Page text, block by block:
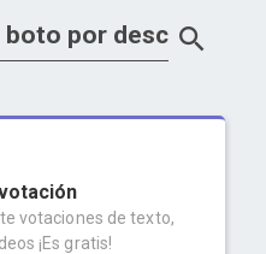
votaciones de texto,
¡Es gratis!